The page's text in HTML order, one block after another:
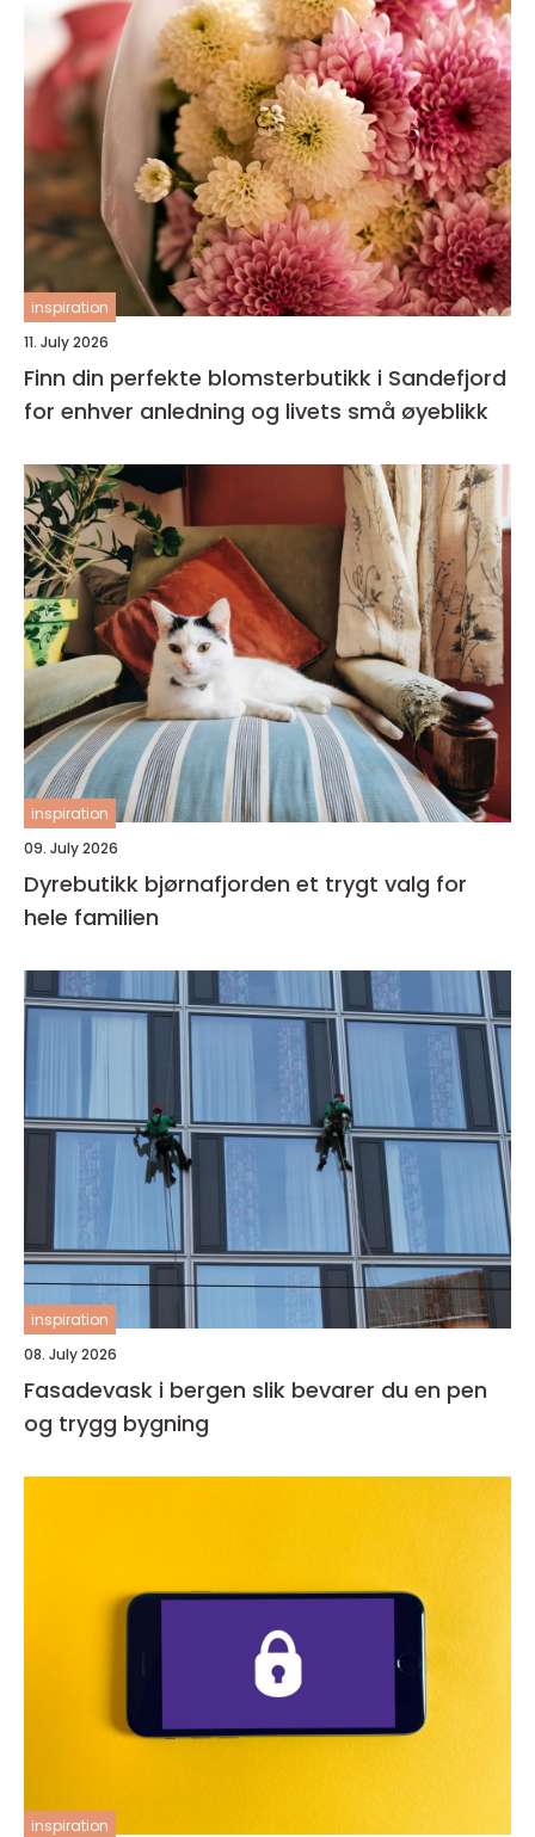
inspiration
11. July 2026
Finn din perfekte blomsterbutikk i Sandefjord
for enhver anledning og livets små øyeblikk
inspiration
09. July 2026
Dyrebutikk bjørnafjorden et trygt valg for
hele familien
inspiration
08. July 2026
Fasadevask i bergen slik bevarer du en pen
og trygg bygning
inspiration